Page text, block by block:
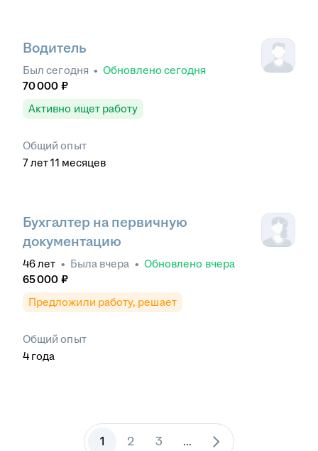
Водитель
Был сегодня • Обновлено сегодня
70 000 ₽
Активно ищет работу
Общий опыт
7лет 11 месяцев
Бухгалтер на первичную
документацию
46лет • Была вчера • Обновлено вчера
65 000 ₽
Предложили работу, решает
Общий опыт
4 года
1 2 3 ...